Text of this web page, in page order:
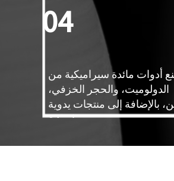
04
أدوات مائدة سيراميكية من
الدولوميت، والحجر الخزفي،
بالإضافة إلى منتجات يدوية
سيراميكية.